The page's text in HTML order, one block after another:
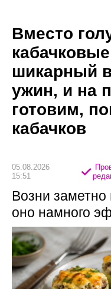
Вместо
шикарный
ужин, и на
готовим,
кабачков
05.08.2026
15:51
Возни
оно намного